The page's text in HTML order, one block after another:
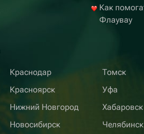
Как
Флаувау
Краснодар
Красноярск
Нижний Новгород
Новосибирск
Томск
Уфа
Хабаровск
Челябинск